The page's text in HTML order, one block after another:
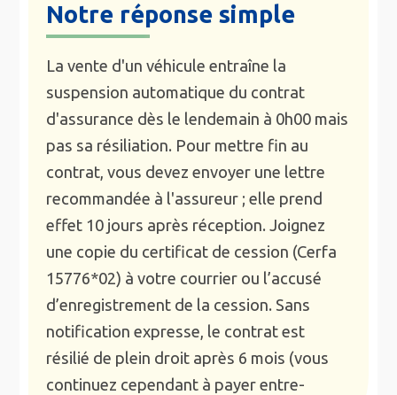
Notre réponse simple
La vente d'un véhicule entraîne la
suspension automatique du contrat
d'assurance dès le lendemain à 0h00 mais
pas sa résiliation. Pour mettre fin au
contrat, vous devez envoyer une lettre
recommandée à l'assureur ; elle prend
effet 10 jours après réception. Joignez
une copie du certificat de cession (Cerfa
15776*02) à votre courrier ou l’accusé
d’enregistrement de la cession. Sans
notification expresse, le contrat est
résilié de plein droit après 6 mois (vous
continuez cependant à payer entre-